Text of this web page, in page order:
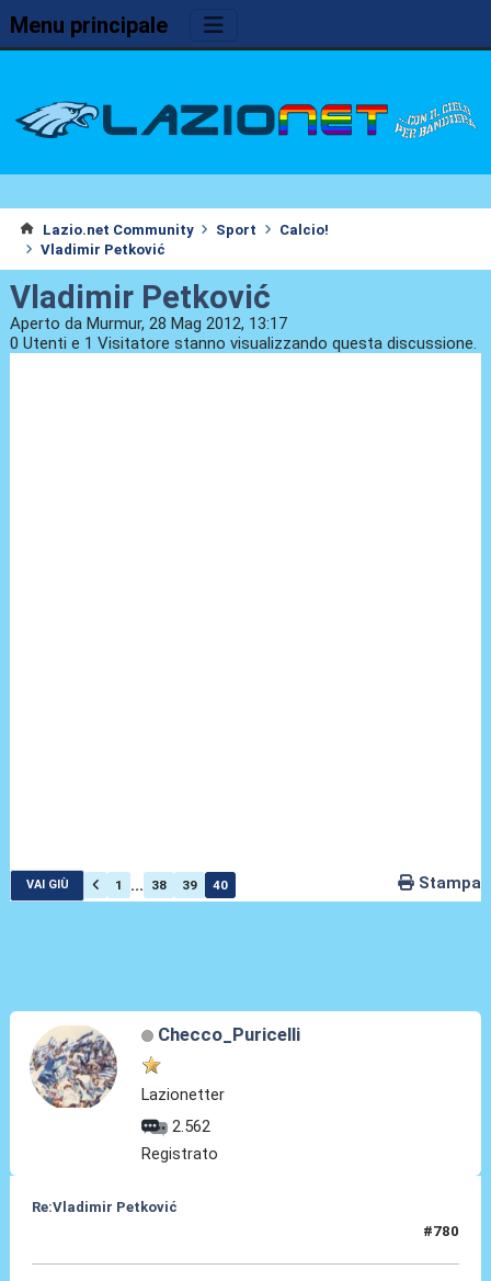
Menu principale
Lazio.net Community Sport
Calcio!
Vladimir Petković
Vladimir Petković
Aperto da Murmur, 28 Mag 2012, 13:17
0 Utenti e 1 Visitatore stanno visualizzando questa discussione.
VAI GIÙ 1 ... 38 39 40 Stampa
Checco_Puricelli
Lazionetter
2.562
Registrato
Re:Vladimir Petković
#780